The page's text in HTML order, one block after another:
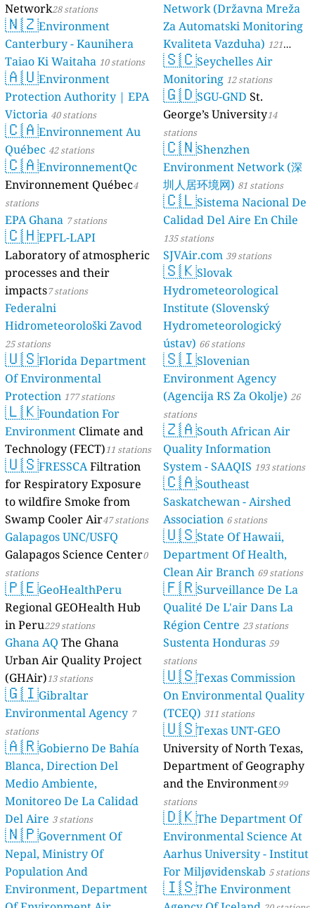
Network28 stations
🇳🇿Environment
Canterbury - Kaunihera
Taiao Ki Waitaha 10 stations
🇦🇺Environment
Protection Authority | EPA
Victoria 40 stations
🇨🇦Environnement Au
Québec 42 stations
🇨🇦EnvironnementQc
Environnement Québec4
stations
EPA Ghana 7 stations
🇨🇭EPFL-LAPI
Laboratory of atmospheric
processes and their
impacts7 stations
Federalni
Hidrometeorološki Zavod
25 stations
🇺🇸Florida Department
Of Environmental
Protection 177 stations
🇱🇰Foundation For
Environment Climate and
Technology (FECT)11 stations
🇺🇸FRESSCAFiltration
for Respiratory Exposure
to wildfire Smoke from
Swamp Cooler Air47 stations
Galapagos UNC/USFQ
Galapagos Science Center0
stations
🇵🇪GeoHealthPeru
Regional GEOHealth Hub
in Peru229 stations
Ghana AQ The Ghana
Urban Air Quality Project
(GHAir)13 stations
🇬🇮Gibraltar
Environmental Agency 7
stations
🇦🇷Gobierno De Bahía
Blanca, Direction Del
Medio Ambiente,
Monitoreo De La Calidad
Del Aire 3 stations
🇳🇵Government Of
Nepal, Ministry Of
Population And
Environment, Department
Network (Državna Mreža
Za Automatski Monitoring
Kvaliteta Vazduha) 121
stations
🇸🇨Seychelles Air
Monitoring 12 stations
🇬🇩SGU-GND St.
George’s University14
stations
🇨🇳Shenzhen
Environment Network (深
圳人居环境网) 81 stations
🇨🇱Sistema Nacional De
Calidad Del Aire En Chile
135 stations
SJVAir.com 39 stations
🇸🇰Slovak
Hydrometeorological
Institute (Slovenský
Hydrometeorologický
ústav) 66 stations
🇸🇮Slovenian
Environment Agency
(Agencija RS Za Okolje) 26
stations
🇿🇦South African Air
Quality Information
System - SAAQIS 193 stations
🇨🇦Southeast
Saskatchewan - Airshed
Association 6 stations
🇺🇸State Of Hawaii,
Department Of Health,
Clean Air Branch 69 stations
🇫🇷Surveillance De La
Qualité De L'air Dans La
Région Centre 23 stations
Sustenta Honduras 59
stations
🇺🇸Texas Commission
On Environmental Quality
(TCEQ) 311 stations
🇺🇸Texas UNT-GEO
University of North Texas,
Department of Geography
and the Environment99
stations
🇩🇰The Department Of
Environmental Science At
Aarhus University - Institut
For Miljøvidenskab 5 stations
🇮🇸The Environment